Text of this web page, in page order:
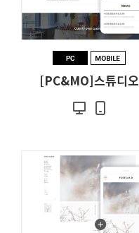
[PC&MO]스튜디오